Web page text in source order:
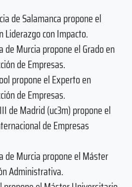
de Salamanca propone el
Liderazgo con Impacto.
de Murcia propone el Grado en
de Empresas.
propone el Experto en
de Empresas.
de Madrid (uc3m) propone el
de Empresas
de Murcia propone el Máster
Administrativa.